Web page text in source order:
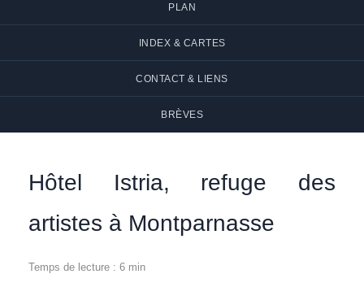
PLAN
INDEX & CARTES
CONTACT & LIENS
BRÈVES
Hôtel Istria, refuge des
artistes à Montparnasse
Temps de lecture : 6 min